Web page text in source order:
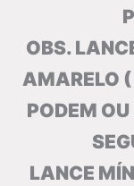
OBS.
AMARELO (
PODEM
LANCE